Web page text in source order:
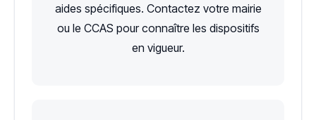
aides spécifiques. Contactez votre mairie
ou le CCAS pour connaître les dispositifs
en vigueur.